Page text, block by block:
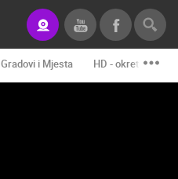
Gradovi i Mjesta HD - okretne